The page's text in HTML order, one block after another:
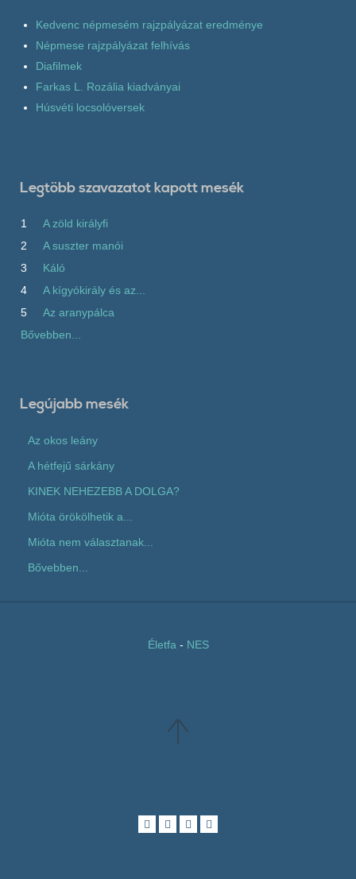
Kedvenc népmesém rajzpályázat eredménye
Népmese rajzpályázat felhívás
Diafilmek
Farkas L. Rozália kiadványai
Húsvéti locsolóversek
Legtöbb szavazatot kapott mesék
1
A zöld királyfi
2
A suszter manói
3
Káló
4
A kígyókirály és az...
5
Az aranypálca
Bővebben...
Legújabb mesék
Az okos leány
A hétfejű sárkány
KINEK NEHEZEBB A DOLGA?
Mióta örökölhetik a...
Mióta nem választanak...
Bővebben...
Életfa - NES